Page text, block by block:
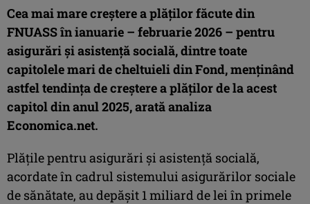
Cea mai mare creştere a plăţilor făcute din
FNUASS în ianuarie – februarie 2026 – pentru
asigurări şi asistenţă socială, dintre toate
capitolele mari de cheltuieli din Fond, menţinând
astfel tendinţa de creştere a plăţilor de la acest
capitol din anul 2025, arată analiza
Economica.net.
Plăţile pentru asigurări şi asistenţă socială,
acordate în cadrul sistemului asigurărilor sociale
de sănătate, au depăşit 1 miliard de lei în primele